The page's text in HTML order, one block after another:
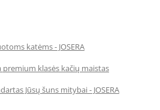
katėms - JOSERA
premium klasės kačių maistas
Jūsų šuns mitybai - JOSERA